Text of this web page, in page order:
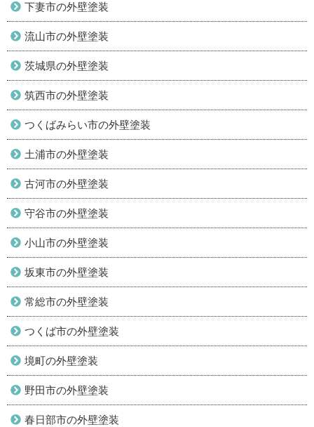
下妻市の外壁塗装
流山市の外壁塗装
茨城県の外壁塗装
筑西市の外壁塗装
つくばみらい市の外壁塗装
土浦市の外壁塗装
古河市の外壁塗装
守谷市の外壁塗装
小山市の外壁塗装
坂東市の外壁塗装
常総市の外壁塗装
つくば市の外壁塗装
境町の外壁塗装
野田市の外壁塗装
春日部市の外壁塗装